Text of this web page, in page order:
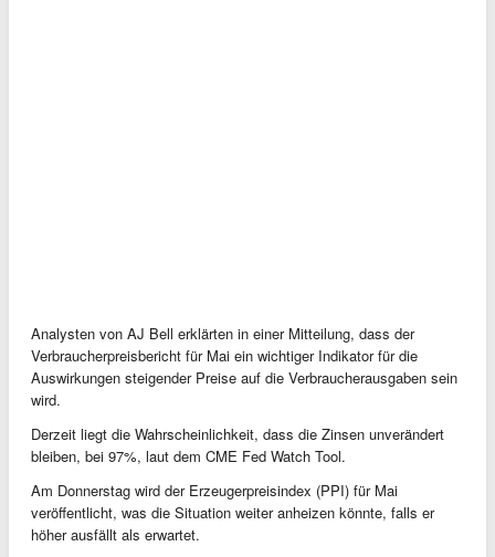
Analysten von AJ Bell erklärten in einer Mitteilung, dass der
Verbraucherpreisbericht für Mai ein wichtiger Indikator für die
Auswirkungen steigender Preise auf die Verbraucherausgaben sein
wird.
Derzeit liegt die Wahrscheinlichkeit, dass die Zinsen unverändert
bleiben, bei 97%, laut dem CME Fed Watch Tool.
Am Donnerstag wird der Erzeugerpreisindex (PPI) für Mai
veröffentlicht, was die Situation weiter anheizen könnte, falls er
höher ausfällt als erwartet.